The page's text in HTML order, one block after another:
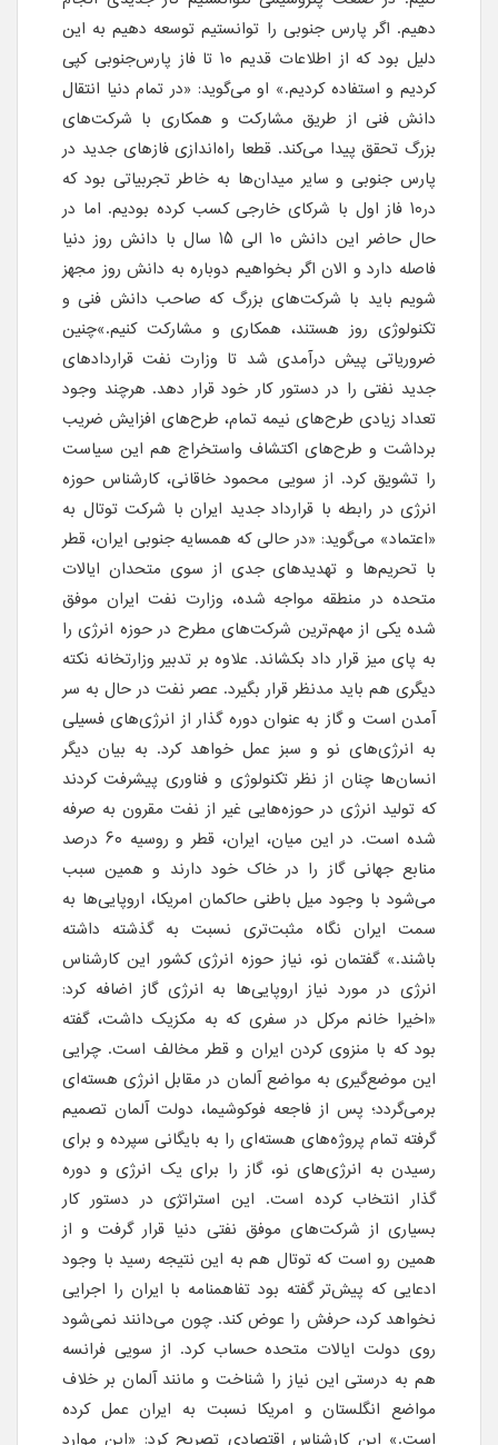
دهیم. اگر پارس جنوبی را توانستیم توسعه دهیم به این
دلیل بود که از اطلاعات قدیم ۱۰ تا فاز پارس‌جنوبی کپی
کردیم و استفاده کردیم.» او می‌گوید: «در تمام دنیا انتقال
دانش فنی از طریق مشارکت و همکاری با شرکت‌های
بزرگ تحقق پیدا می‌کند. قطعا راه‌اندازی فازهای جدید در
پارس جنوبی و سایر میدان‌ها به خاطر تجربیاتی بود که
در۱۰ فاز اول با شرکای خارجی کسب کرده بودیم. اما در
حال حاضر این دانش ۱۰ الی ۱۵ سال با دانش روز دنیا
فاصله دارد و الان اگر بخواهیم دوباره به دانش روز مجهز
شویم باید با شرکت‌های بزرگ که صاحب دانش فنی و
تکنولوژی روز هستند، همکاری و مشارکت کنیم.»چنین
ضروریاتی پیش درآمدی شد تا وزارت نفت قراردادهای
جدید نفتی را در دستور کار خود قرار دهد. هرچند وجود
تعداد زیادی طرح‌های نیمه تمام، طرح‌های افزایش ضریب
برداشت و طرح‌های اکتشاف واستخراج هم این سیاست
را تشویق کرد. از سویی محمود خاقانی، کارشناس حوزه
انرژی در رابطه با قرارداد جدید ایران با شرکت توتال به
«اعتماد» می‌گوید: «در حالی که همسایه جنوبی ایران، قطر
با تحریم‌ها و تهدیدهای جدی از سوی متحدان ایالات
متحده در منطقه مواجه شده، وزارت نفت ایران موفق
شده یکی از مهم‌ترین شرکت‌های مطرح در حوزه انرژی را
به پای میز قرار داد بکشاند. علاوه بر تدبیر وزارتخانه نکته
دیگری هم باید مدنظر قرار بگیرد. عصر نفت در حال به سر
آمدن است و گاز به عنوان دوره گذار از انرژی‌های فسیلی
به انرژی‌های نو و سبز عمل خواهد کرد. به بیان دیگر
انسان‌ها چنان از نظر تکنولوژی و فناوری پیشرفت کردند
که تولید انرژی در حوزه‌هایی غیر از نفت مقرون به صرفه
شده است. در این میان، ایران، قطر و روسیه ۶٠ درصد
منابع جهانی گاز را در خاک خود دارند و همین سبب
می‌شود با وجود میل باطنی‌ حاکمان امریکا، اروپایی‌ها به
سمت ایران نگاه مثبت‌تری نسبت به گذشته داشته
باشند.» گفتمان نو، نیاز حوزه انرژی کشور این کارشناس
انرژی در مورد نیاز اروپایی‌ها به انرژی گاز اضافه کرد:
«اخیرا خانم مرکل در سفری که به مکزیک داشت، گفته
بود که با منزوی کردن ایران و قطر مخالف است. چرایی
این موضع‌گیری به مواضع آلمان در مقابل انرژی هسته‌ای
برمی‌گردد؛ پس از فاجعه فوکوشیما، دولت آلمان تصمیم
گرفته تمام پروژه‌های هسته‌ای را به بایگانی سپرده و برای
رسیدن به انرژی‌های نو، گاز را برای یک انرژی و دوره
گذار انتخاب کرده است. این استراتژی در دستور کار
بسیاری از شرکت‌های موفق نفتی دنیا قرار گرفت و از
همین رو است که توتال هم به این نتیجه رسید با وجود
ادعایی که پیش‌تر گفته بود تفاهمنامه با ایران را اجرایی
نخواهد کرد، حرفش را عوض کند. چون می‌دانند نمی‌شود
روی دولت ایالات متحده حساب کرد. از سویی فرانسه
هم به درستی این نیاز را شناخت و مانند آلمان بر خلاف
مواضع انگلستان و امریکا نسبت به ایران عمل کرده